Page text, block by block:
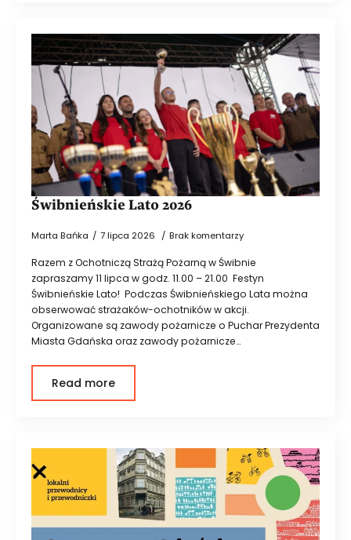
Świbnieńskie Lato 2026
Marta Bańka 7 lipca 2026 Brak komentarzy
Razem z Ochotniczą Strażą Pożarną w Świbnie
zapraszamy 11 lipca w godz. 11.00 – 21.00 Festyn
Świbnieńskie Lato! Podczas Świbnieńskiego Lata można
obserwować strażaków-ochotników w akcji.
Organizowane są zawody pożarnicze o Puchar Prezydenta
Miasta Gdańska oraz zawody pożarnicze…
Read more